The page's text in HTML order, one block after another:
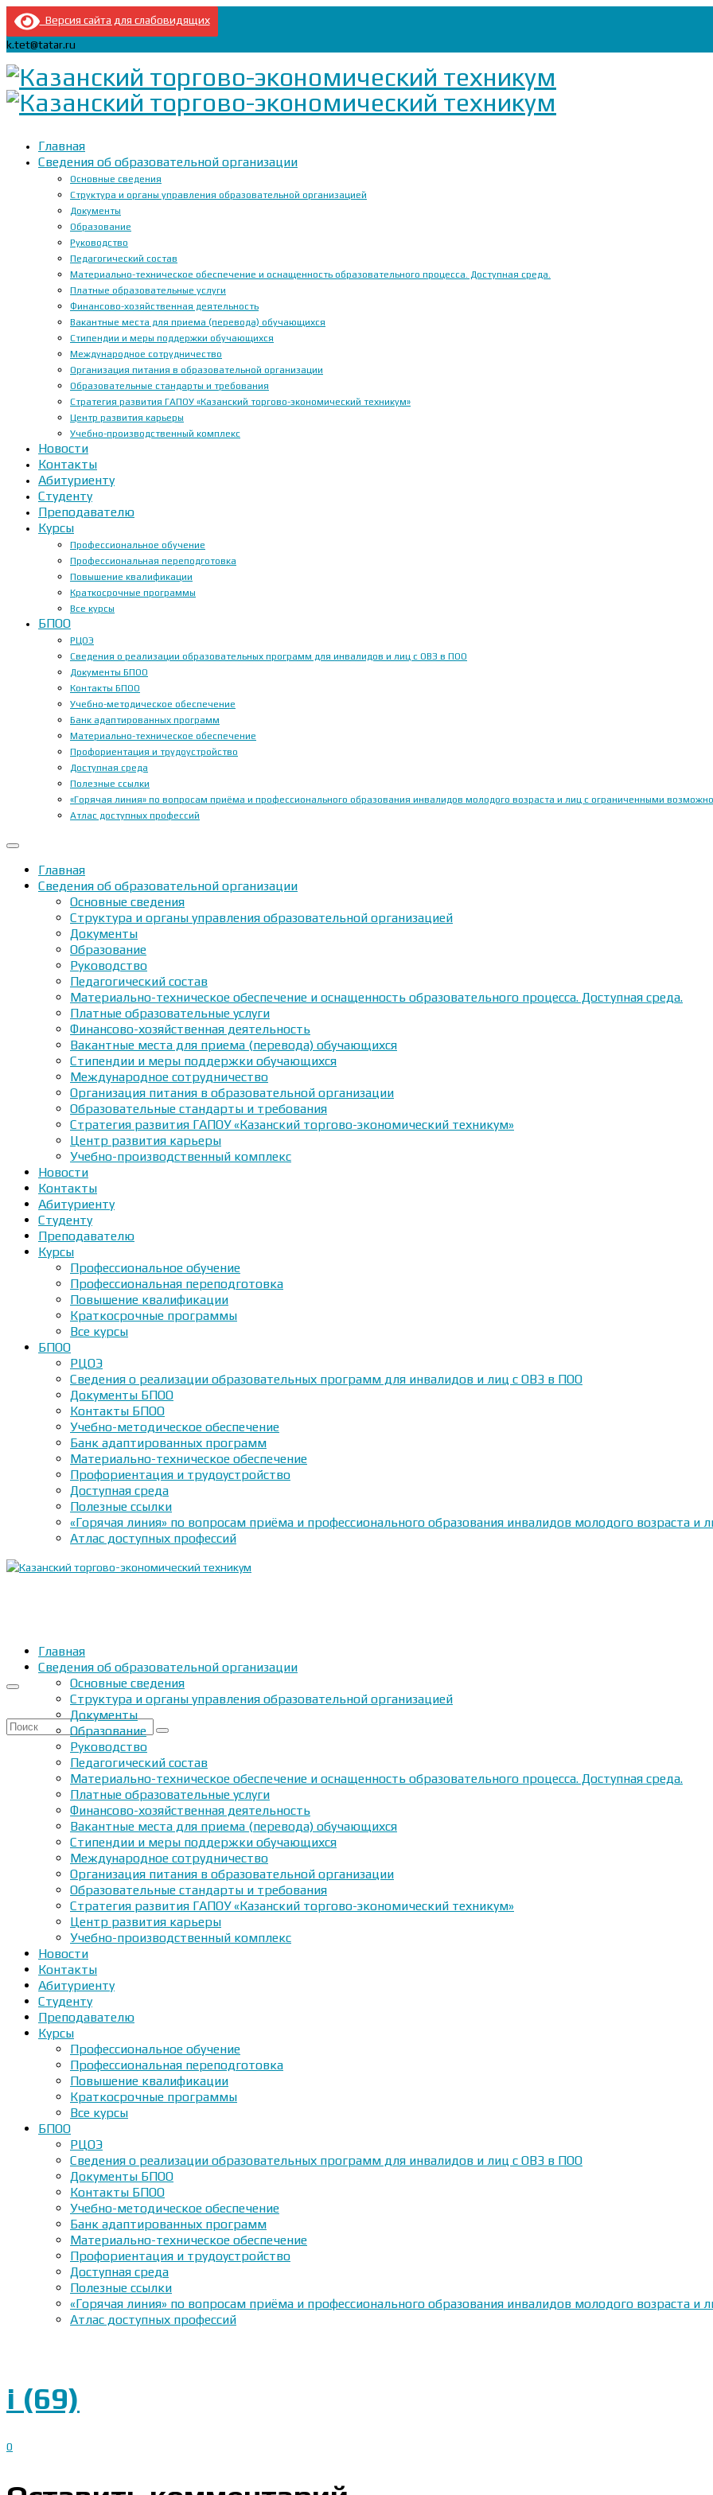
Версия сайта для слабовидящих
k.tet@tatar.ru
Главная
Сведения об образовательной организации
Основные сведения
Структура и органы управления образовательной организацией
Документы
Образование
Руководство
Педагогический состав
Материально-техническое обеспечение и оснащенность образовательного процесса. Доступная среда.
Платные образовательные услуги
Финансово-хозяйственная деятельность
Вакантные места для приема (перевода) обучающихся
Стипендии и меры поддержки обучающихся
Международное сотрудничество
Организация питания в образовательной организации
Образовательные стандарты и требования
Стратегия развития ГАПОУ «Казанский торгово-экономический техникум»
Центр развития карьеры
Учебно-производственный комплекс
Новости
Контакты
Абитуриенту
Студенту
Преподавателю
Курсы
Профессиональное обучение
Профессиональная переподготовка
Повышение квалификации
Краткосрочные программы
Все курсы
БПОО
РЦОЭ
Сведения о реализации образовательных программ для инвалидов и лиц с ОВЗ в ПОО
Документы БПОО
Контакты БПОО
Учебно-методическое обеспечение
Банк адаптированных программ
Материально-техническое обеспечение
Профориентация и трудоустройство
Доступная среда
Полезные ссылки
«Горячая линия» по вопросам приёма и профессионального образования инвалидов молодого возраста и лиц с ограниченными
Атлас доступных профессий
Главная
Сведения об образовательной организации
Основные сведения
Структура и органы управления образовательной организацией
Документы
Образование
Руководство
Педагогический состав
Материально-техническое обеспечение и оснащенность образовательного процесса. Доступная среда.
Платные образовательные услуги
Финансово-хозяйственная деятельность
Вакантные места для приема (перевода) обучающихся
Стипендии и меры поддержки обучающихся
Международное сотрудничество
Организация питания в образовательной организации
Образовательные стандарты и требования
Стратегия развития ГАПОУ «Казанский торгово-экономический техникум»
Центр развития карьеры
Учебно-производственный комплекс
Новости
Контакты
Абитуриенту
Студенту
Преподавателю
Курсы
Профессиональное обучение
Профессиональная переподготовка
Повышение квалификации
Краткосрочные программы
Все курсы
БПОО
РЦОЭ
Сведения о реализации образовательных программ для инвалидов и лиц с ОВЗ в ПОО
Документы БПОО
Контакты БПОО
Учебно-методическое обеспечение
Банк адаптированных программ
Материально-техническое обеспечение
Профориентация и трудоустройство
Доступная среда
Полезные ссылки
«Горячая линия» по вопросам приёма и профессионального образования инвалидов молодого возраста
Атлас доступных профессий
Искать:
Главная
Сведения об образовательной организации
Основные сведения
Структура и органы управления образовательной организацией
Документы
Образование
Руководство
Педагогический состав
Материально-техническое обеспечение и оснащенность образовательного процесса. Доступная среда.
Платные образовательные услуги
Финансово-хозяйственная деятельность
Вакантные места для приема (перевода) обучающихся
Стипендии и меры поддержки обучающихся
Международное сотрудничество
Организация питания в образовательной организации
Образовательные стандарты и требования
Стратегия развития ГАПОУ «Казанский торгово-экономический техникум»
Центр развития карьеры
Учебно-производственный комплекс
Новости
Контакты
Абитуриенту
Студенту
Преподавателю
Курсы
Профессиональное обучение
Профессиональная переподготовка
Повышение квалификации
Краткосрочные программы
Все курсы
БПОО
РЦОЭ
Сведения о реализации образовательных программ для инвалидов и лиц с ОВЗ в ПОО
Документы БПОО
Контакты БПОО
Учебно-методическое обеспечение
Банк адаптированных программ
Материально-техническое обеспечение
Профориентация и трудоустройство
Доступная среда
Полезные ссылки
«Горячая линия» по вопросам приёма и профессионального образования инвалидов молодого возраста
Атлас доступных профессий
i (69)
0